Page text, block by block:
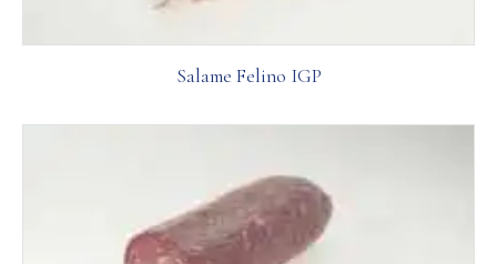
Salame Felino IGP